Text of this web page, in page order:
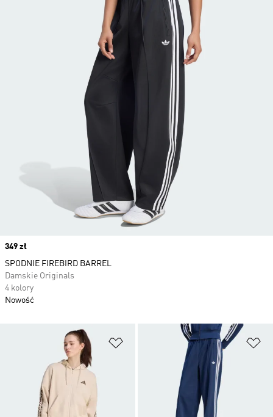
Dodaj do listy życzeń
Price
349 zł
SPODNIE FIREBIRD BARREL
Damskie Originals
4 kolory
Nowość